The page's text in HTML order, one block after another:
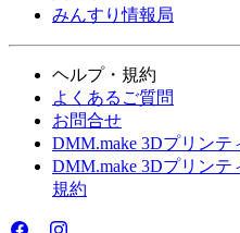
みんすり情報局
ヘルプ・規約
よくあるご質問
お問合せ
DMM.make 3Dプリンテ
DMM.make 3Dプリン
規約